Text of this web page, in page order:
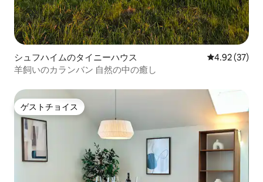
シュフハイムのタイニーハウス レビュー37
4.92 (37)
羊飼いのカランバン 自然の中の癒し
ゲストチョイス
ゲストチョイス